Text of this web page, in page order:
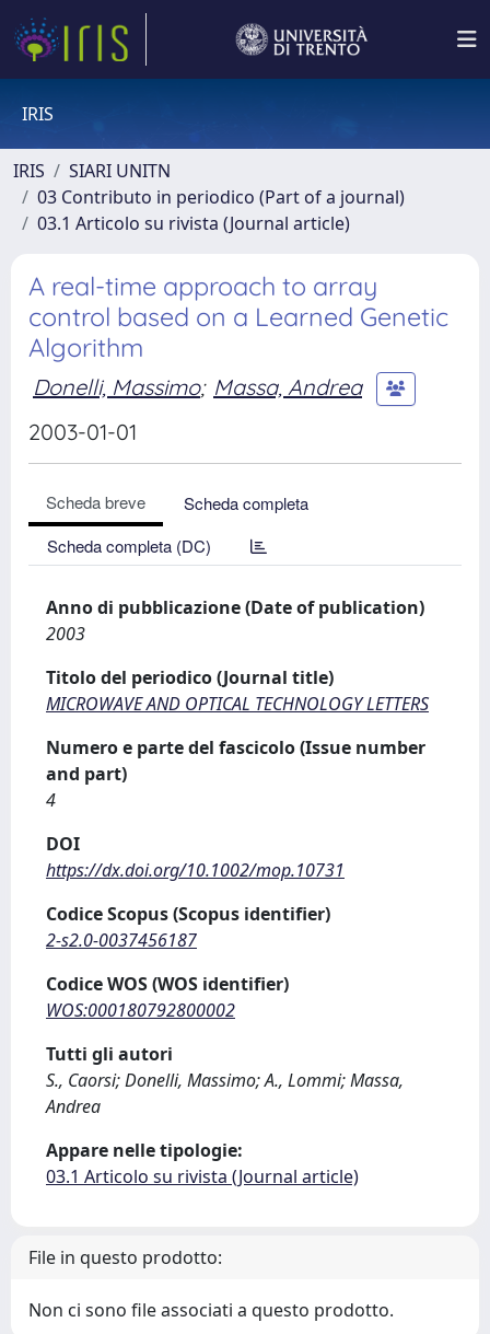
IRIS
IRIS
SIARI UNITN
03 Contributo in periodico (Part of a journal)
03.1 Articolo su rivista (Journal article)
A real-time approach to array
control based on a Learned Genetic
Algorithm
Donelli, Massimo; Massa, Andrea
2003-01-01
Scheda breve
Scheda completa
Scheda completa (DC)
Anno di pubblicazione (Date of publication)
2003
Titolo del periodico (Journal title)
MICROWAVE AND OPTICAL TECHNOLOGY LETTERS
Numero e parte del fascicolo (Issue number
and part)
4
DOI
https://dx.doi.org/10.1002/mop.10731
Codice Scopus (Scopus identifier)
2-s2.0-0037456187
Codice WOS (WOS identifier)
WOS:000180792800002
Tutti gli autori
S., Caorsi; Donelli, Massimo; A., Lommi; Massa,
Andrea
Appare nelle tipologie:
03.1 Articolo su rivista (Journal article)
File in questo prodotto:
Non ci sono file associati a questo prodotto.